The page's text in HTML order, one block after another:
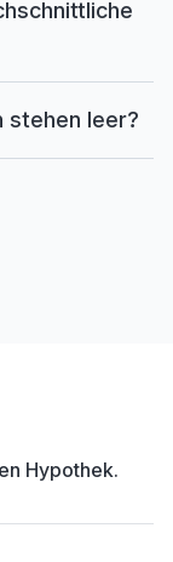
stehen leer?
Hypothek.